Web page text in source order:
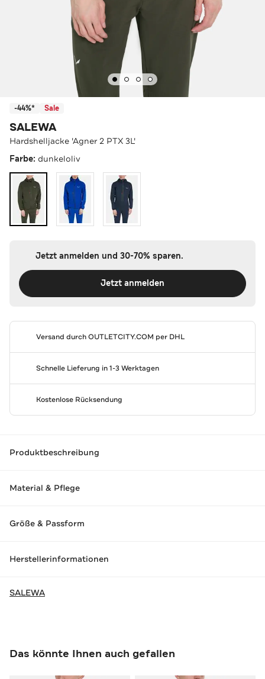
-44%* Sale
SALEWA
Hardshelljacke 'Agner 2 PTX 3L'
Farbe: dunkeloliv
Jetzt anmelden und 30-70% sparen.
Jetzt anmelden
Versand durchOUTLETCITY.COM per DHL
Schnelle Lieferung in 1-3 Werktagen
Kostenlose Rücksendung
Produktbeschreibung
Material & Pflege
Größe & Passform
Herstellerinformationen
SALEWA
Das könnte Ihnen auch gefallen